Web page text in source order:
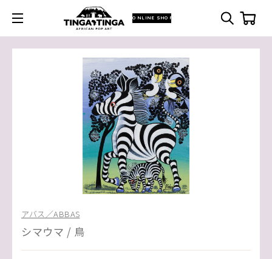
ONLINE SHOP
アバス／ABBAS
シマウマ / 鳥